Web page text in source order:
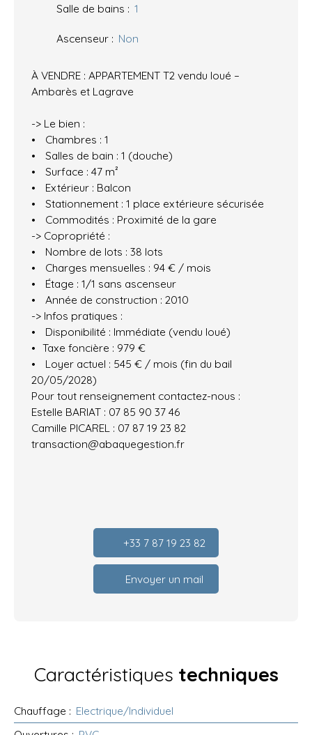
Salle de bains : 1
Ascenseur : Non
À VENDRE : APPARTEMENT T2 vendu loué –
Ambarès et Lagrave
-> Le bien :
Chambres : 1
Salles de bain : 1 (douche)
Surface : 47 m²
Extérieur : Balcon
Stationnement : 1 place extérieure sécurisée
Commodités : Proximité de la gare
-> Copropriété :
Nombre de lots : 38 lots
Charges mensuelles : 94 € / mois
Étage : 1/1 sans ascenseur
Année de construction : 2010
-> Infos pratiques :
Disponibilité : Immédiate (vendu loué)
Taxe foncière : 979 €
Loyer actuel : 545 € / mois (fin du bail
20/05/2028)
Pour tout renseignement contactez-nous :
Estelle BARIAT : 07 85 90 37 46
Camille PICAREL : 07 87 19 23 82
transaction@abaquegestion.fr
+33 7 87 19 23 82
Envoyer un mail
Caractéristiques techniques
Chauffage : Electrique/Individuel